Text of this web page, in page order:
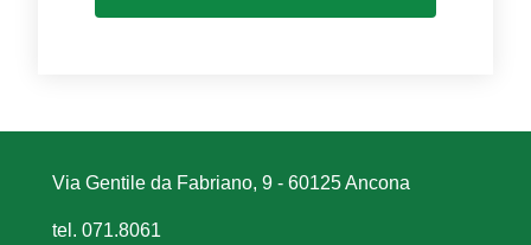
Via Gentile da Fabriano, 9 - 60125 Ancona
tel. 071.8061